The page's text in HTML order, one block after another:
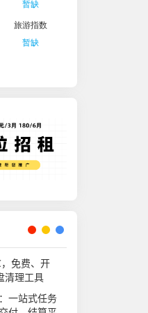
免费、开
清理工具
一站式任务